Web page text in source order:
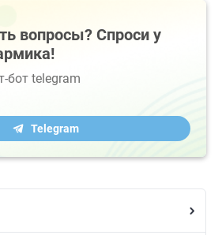
вопросы? Спроси у
бот telegram
Telegram